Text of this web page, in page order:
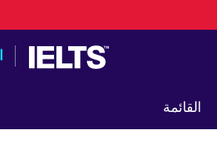
مباشرة
القائمة